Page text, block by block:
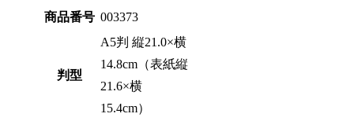
商品番号 003373
判型
A5判 縦21.0×横
14.8cm（表紙縦
21.6×横
15.4cm）